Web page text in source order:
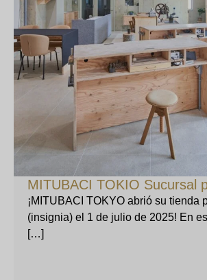
MITUBACI TOKIO Sucursal
¡MITUBACI TOKYO abrió su tienda
(insignia) el 1 de julio de 2025! En
[…]